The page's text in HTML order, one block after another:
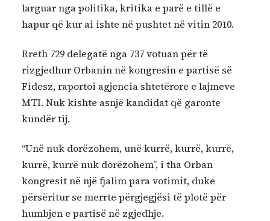
larguar nga politika, kritika e parë e tillë e
hapur që kur ai ishte në pushtet në vitin 2010.
Rreth 729 delegatë nga 737 votuan për të
rizgjedhur Orbanin në kongresin e partisë së
Fidesz, raportoi agjencia shtetërore e lajmeve
MTI. Nuk kishte asnjë kandidat që garonte
kundër tij.
“Unë nuk dorëzohem, unë kurrë, kurrë, kurrë,
kurrë, kurrë nuk dorëzohem”, i tha Orban
kongresit në një fjalim para votimit, duke
përsëritur se merrte përgjegjësi të plotë për
humbjen e partisë në zgjedhje.